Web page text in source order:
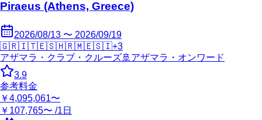
Piraeus (Athens, Greece)
2026/08/13 〜 2026/09/19
🇬🇷🇮🇹🇪🇸🇭🇷🇲🇪🇸🇮+3
アザマラ・クラブ・クルーズ🚢 アザマラ・オンワード
3.9
参考料金
￥4,095,061〜
￥107,765〜 /1日